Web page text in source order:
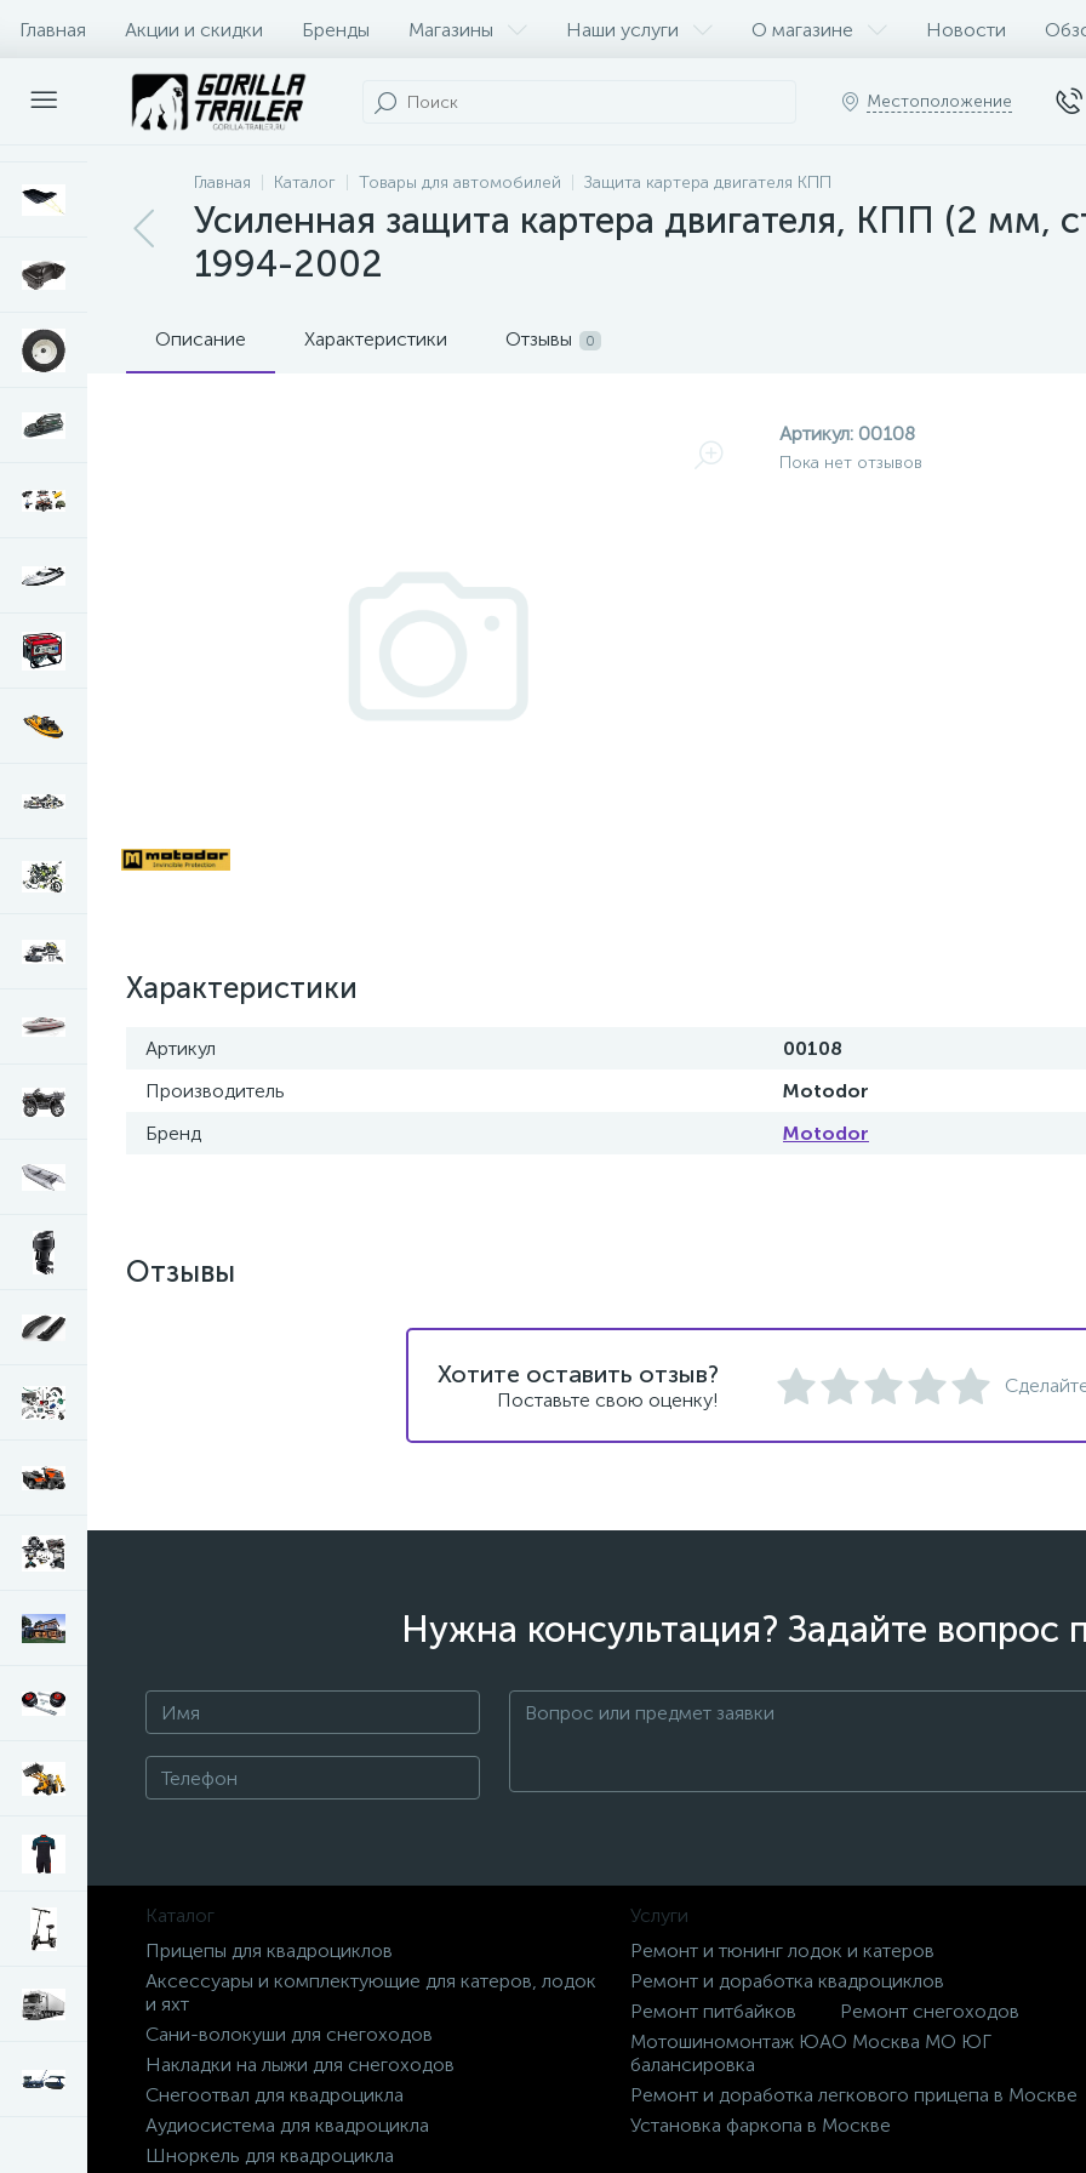
Главная Акции и скидки Бренды Магазины Наши услуги О магазине Новости
Оплата и доставка Контакты
Местоположение
Главная Каталог Товары для автомобилей Защита картера двигателя КПП
Усиленная защита картера двигателя, КПП (2 мм,
1994-2002
Описание Характеристики Отзывы 0
Артикул: 00108
Пока нет отзывов
Характеристики
Артикул
00108
Производитель
Motodor
Бренд
Motodor
Отзывы
Хотите оставить отзыв?
Поставьте свою оценку!
Нужна консультация? Задайте вопрос
Каталог
Прицепы для квадроциклов
Аксессуары и комплектующие для катеров, лодок
и яхт
Сани-волокуши для снегоходов
Накладки на лыжи для снегоходов
Снегоотвал для квадроцикла
Аудиосистема для квадроцикла
Шноркель для квадроцикла
Услуги
Ремонт и тюнинг лодок и катеров
Ремонт и доработка квадроциклов
Ремонт питбайков
Ремонт снегоходов
Мотошиномонтаж ЮАО Москва МО ЮГ
балансировка
Ремонт и доработка легкового прицепа в Москве
Установка фаркопа в Москве